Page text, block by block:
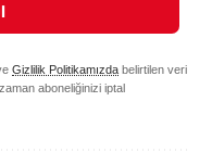
Gizlilik Politikamızda belirtilen veri
aboneliğinizi iptal